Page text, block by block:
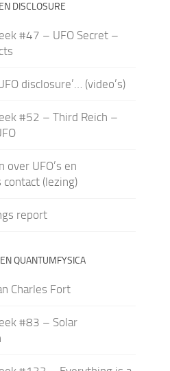
DISCLOSURE
#47 – UFO Secret –
disclosure’… (video’s)
#52 – Third Reich –
over UFO’s en
contact (lezing)
report
QUANTUMFYSICA
Charles Fort
#83 – Solar